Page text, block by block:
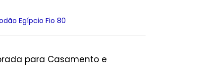
Egípcio Fio 80
para Casamento e